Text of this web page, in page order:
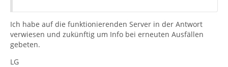
Ich habe auf die funktionierenden Server in der Antwort
verwiesen und zukünftig um Info bei erneuten Ausfällen
gebeten.
LG